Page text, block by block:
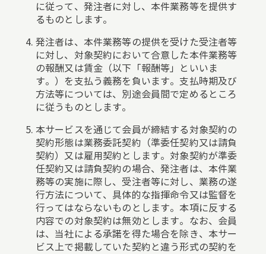
に従って、発注者に対し、本件業務等を提供す
るものとします。
発注者は、本件業務等の提供を受けた受注者等
に対し、対象契約において合意した本件業務等
の報酬又は賃金（以下「報酬等」といいま
す。）を支払う義務を負います。支払時期及び
方法等については、別途会員間で定めるところ
に従うものとします。
本サービスを通じて会員が締結する対象契約の
契約形態は業務委託契約（準委任契約又は請負
契約）又は雇用契約とします。対象契約が準委
任契約又は請負契約の場合、発注者は、本件業
務等の実施に際し、受注者等に対し、業務の遂
行方法について、具体的な指揮命令又は監督を
行ってはならないものとします。本項に反する
内容での対象契約は無効とします。なお、会員
は、当社による承諾を得た場合を除き、本サー
ビス上で掲載していた契約と違う形式の契約を